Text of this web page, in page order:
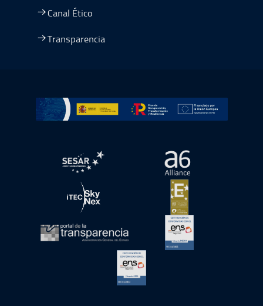
Canal Ético
Transparencia
Ir a Plan de Recuperación, Transformación y
abre en ventana nueva abre en ventana
abre en ventana nueva abre en ventana
abre en ventana nueva